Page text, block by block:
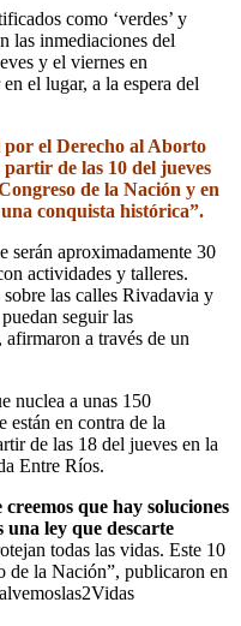
como ‘verdes’ y
las inmediaciones del
y el viernes en
el lugar, a la espera del
el Derecho al Aborto
de las 10 del jueves
de la Nación y en
conquista histórica”.
serán aproximadamente 30
actividades y talleres.
las calles Rivadavia y
seguir las
a través de un
nuclea a unas 150
están en contra de la
de las 18 del jueves en la
Entre Ríos.
que hay soluciones
una ley que descarte
todas las vidas. Este 10
de la Nación”, publicaron en